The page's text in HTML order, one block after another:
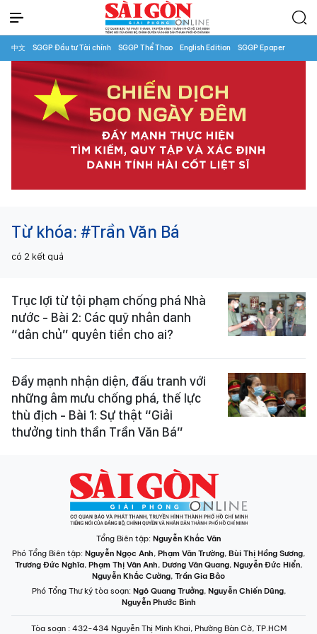
中文 SGGP Đầu tư Tài chính SGGP Thể Thao English Edition SGGP Epaper
Từ khóa: #Trần Văn Bá
có 2 kết quả
Trục lợi từ tội phạm chống phá Nhà
nước - Bài 2: Các quỹ nhân danh
“dân chủ” quyên tiền cho ai?
Đẩy mạnh nhận diện, đấu tranh với
những âm mưu chống phá, thế lực
thù địch - Bài 1: Sự thật “Giải
thưởng tinh thần Trần Văn Bá”
Tổng Biên tập: Nguyễn Khắc Văn
Phó Tổng Biên tập: Nguyễn Ngọc Anh, Phạm Văn Trường, Bùi Thị Hồng Sương,
Trương Đức Nghĩa, Phạm Thị Vân Anh, Dương Văn Quang, Nguyễn Đức Hiển,
Nguyễn Khắc Cường, Trần Gia Bảo
Phó Tổng Thư ký tòa soạn: Ngô Quang Trưởng, Nguyễn Chiến Dũng,
Nguyễn Phước Bình
Tòa soạn : 432-434 Nguyễn Thị Minh Khai, Phường Bàn Cờ, TP.HCM